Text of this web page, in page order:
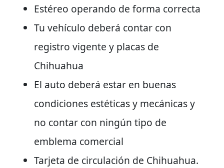
Estéreo operando de forma correcta
Tu vehículo deberá contar con
registro vigente y placas de
Chihuahua
El auto deberá estar en buenas
condiciones estéticas y mecánicas y
no contar con ningún tipo de
emblema comercial
Tarjeta de circulación de Chihuahua.